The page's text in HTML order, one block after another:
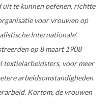
uit te kunnen oefenen, richtte
voor vrouwen op
Internationale’.
op 8 maart 1908
textielarbeidsters, voor meer
arbeidsomstandigheden
Kortom, de vrouwen